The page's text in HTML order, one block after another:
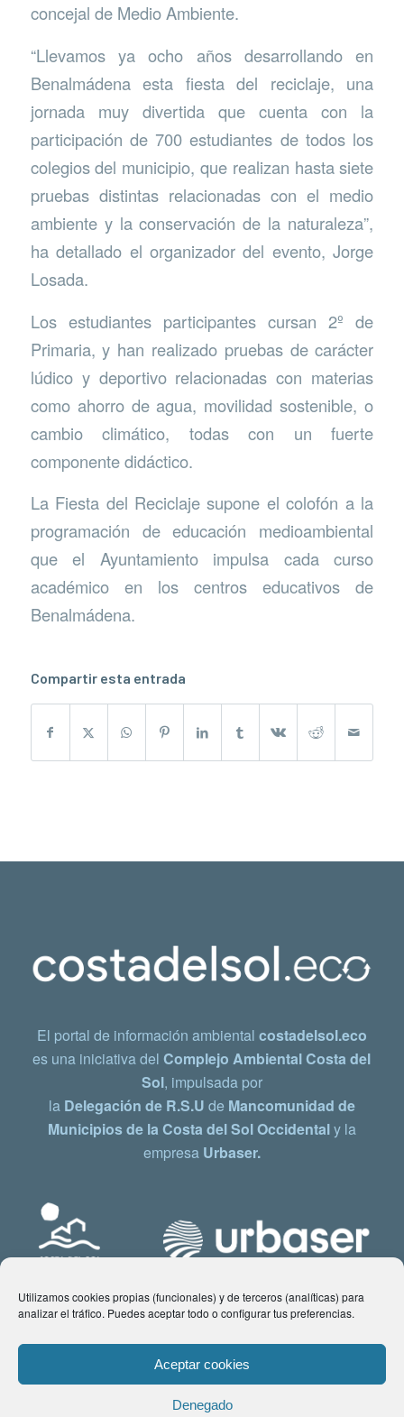
Utilizamos cookies propias (funcionales) y de terceros (analíticas) para
analizar el tráfico. Puedes aceptar todo o configurar tus preferencias.
Aceptar cookies
Denegado
concejal de Medio Ambiente.
“Llevamos ya ocho años desarrollando en
Benalmádena esta fiesta del reciclaje, una
jornada muy divertida que cuenta con la
participación de 700 estudiantes de todos los
colegios del municipio, que realizan hasta siete
pruebas distintas relacionadas con el medio
ambiente y la conservación de la naturaleza”,
ha detallado el organizador del evento, Jorge
Losada.
Los estudiantes participantes cursan 2º de
Primaria, y han realizado pruebas de carácter
lúdico y deportivo relacionadas con materias
como ahorro de agua, movilidad sostenible, o
cambio climático, todas con un fuerte
componente didáctico.
La Fiesta del Reciclaje supone el colofón a la
programación de educación medioambiental
que el Ayuntamiento impulsa cada curso
académico en los centros educativos de
Benalmádena.
Compartir esta entrada
El portal de información ambiental costadelsol.eco
es una iniciativa delComplejo Ambiental Costa del
Sol, impulsada por
la Delegación de R.S.U de Mancomunidad de
Municipios de la Costa del Sol Occidentaly la
empresa Urbaser.